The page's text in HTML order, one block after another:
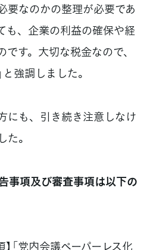
要なのかの整理が必要であ
も、企業の利益の確保や経
す。大切な税金なので、
強調しました。
にも、引き続き注意しなけ
。
事項及び審査事項は以下の
】「党内会議ペーパーレス化